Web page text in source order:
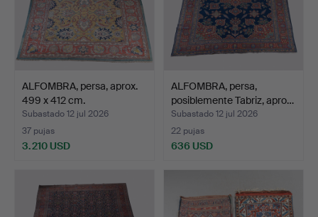
ALFOMBRA, persa, aprox.
499 x 412 cm.
Subastado 12 jul 2026
37 pujas
3.210 USD
ALFOMBRA, persa,
posiblemente Tabriz, apro…
Subastado 12 jul 2026
22 pujas
636 USD